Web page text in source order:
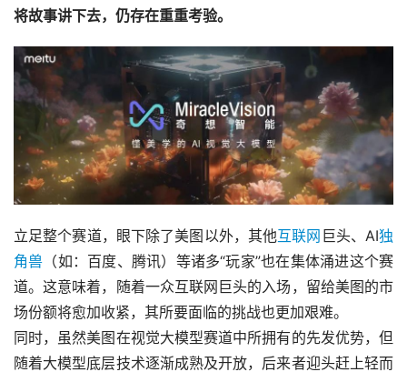
将故事讲下去，仍存在重重考验。
立足整个赛道，眼下除了美图以外，其他互联网 巨头、AI独
角兽 （如：百度、腾讯）等诸多“玩家”也在集体涌进这个赛
道。这意味着，随着一众互联网巨头的入场，留给美图的市
场份额将愈加收紧，其所要面临的挑战也更加艰难。
同时，虽然美图在视觉大模型赛道中所拥有的先发优势，但
随着大模型底层技术逐渐成熟及开放，后来者迎头赶上轻而